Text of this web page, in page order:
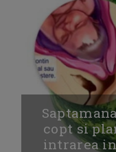
copt si
intrarea in